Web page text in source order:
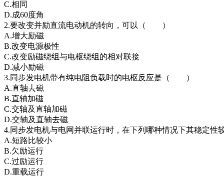
C.相同
D.成60度角
2.要改变并励直流电动机的转向，可以（ ）
A.增大励磁
B.改变电源极性
C.改变励磁绕组与电枢绕组的相对联接
D.减小励磁
3.同步发电机带有纯电阻负载时的电枢反应是（ ）
A.直轴去磁
B.直轴加磁
C.交轴及直轴加磁
D.交轴及直轴去磁
4.同步发电机与电网并联运行时，在下列哪种情况下其稳定
A.短路比较小
B.欠励运行
C.过励运行
D.重载运行